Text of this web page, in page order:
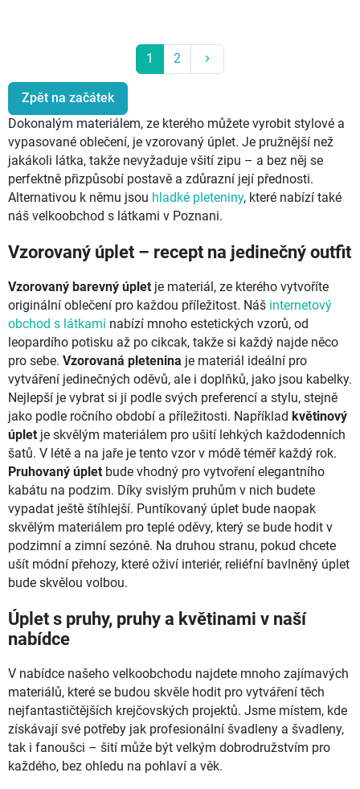
1 2 keyboard_arrow_right
Zpět na začátek
Dokonalým materiálem, ze kterého můžete vyrobit stylové a
vypasované oblečení, je vzorovaný úplet. Je pružnější než
jakákoli látka, takže nevyžaduje všití zipu – a bez něj se
perfektně přizpůsobí postavě a zdůrazní její přednosti.
Alternativou k němu jsou hladké pleteniny, které nabízí také
náš velkoobchod s látkami v Poznani.
Vzorovaný úplet – recept na jedinečný outfit
Vzorovaný barevný úplet je materiál, ze kterého vytvoříte
originální oblečení pro každou příležitost. Náš internetový
obchod s látkami nabízí mnoho estetických vzorů, od
leopardího potisku až po cikcak, takže si každý najde něco
pro sebe. Vzorovaná pletenina je materiál ideální pro
vytváření jedinečných oděvů, ale i doplňků, jako jsou kabelky.
Nejlepší je vybrat si ji podle svých preferencí a stylu, stejně
jako podle ročního období a příležitosti. Například květinový
úplet je skvělým materiálem pro ušití lehkých každodenních
šatů. V létě a na jaře je tento vzor v módě téměř každý rok.
Pruhovaný úplet bude vhodný pro vytvoření elegantního
kabátu na podzim. Díky svislým pruhům v nich budete
vypadat ještě štíhlejší. Puntíkovaný úplet bude naopak
skvělým materiálem pro teplé oděvy, který se bude hodit v
podzimní a zimní sezóně. Na druhou stranu, pokud chcete
ušít módní přehozy, které oživí interiér, reliéfní bavlněný úplet
bude skvělou volbou.
Úplet s pruhy, pruhy a květinami v naší
nabídce
V nabídce našeho velkoobchodu najdete mnoho zajímavých
materiálů, které se budou skvěle hodit pro vytváření těch
nejfantastičtějších krejčovských projektů. Jsme místem, kde
získávají své potřeby jak profesionální švadleny a švadleny,
tak i fanoušci – šití může být velkým dobrodružstvím pro
každého, bez ohledu na pohlaví a věk.